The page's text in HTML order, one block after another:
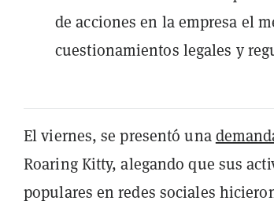
de acciones en la empresa el
cuestionamientos legales y
El viernes, se presentó una
Roaring Kitty, alegando que sus
populares en redes sociales